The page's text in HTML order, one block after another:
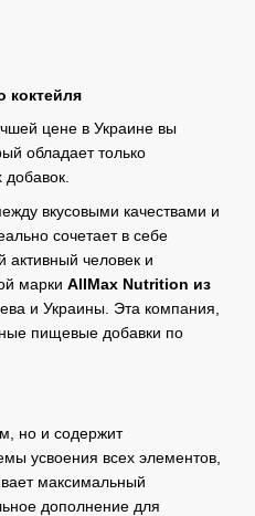
коктейля
цене в Украине вы
обладает только
вкусовыми качествами и
сочетает в себе
активный человек и
марки AllMax Nutrition из
и Украины. Эта компания,
пищевые добавки по
но и содержит
усвоения всех элементов,
максимальный
дополнение для